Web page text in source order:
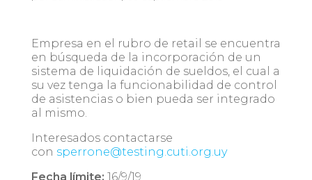
Empresa en el rubro de retail se encuentra
en búsqueda de la incorporación de un
sistema de liquidación de sueldos, el cual a
su vez tenga la funcionabilidad de control
de asistencias o bien pueda ser integrado
al mismo.
Interesados contactarse
con sperrone@testing.cuti.org.uy
Fecha límite: 16/9/19